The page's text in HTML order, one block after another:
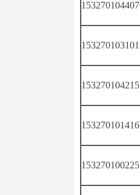
153270104407
153270103101
153270104215
153270101416
153270100225